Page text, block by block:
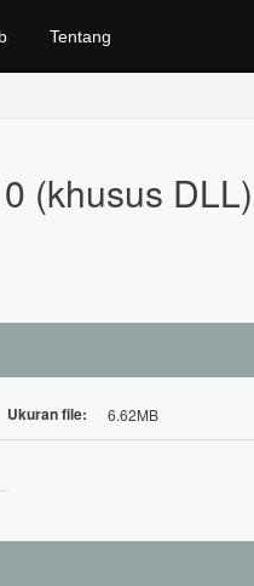
Tentang
(khusus DLL)
Ukuran file: 6.62MB